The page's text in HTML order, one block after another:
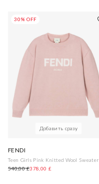
30% OFF
Добавить сразу
FENDI
Teen Girls Pink Knitted Wool Sweater
540,00 £378,00 £